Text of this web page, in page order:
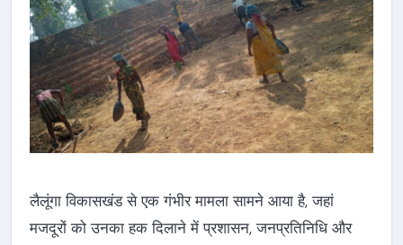
लैलूंगा विकासखंड से एक गंभीर मामला सामने आया है, जहां
मजदूरों को उनका हक दिलाने में प्रशासन, जनप्रतिनिधि और